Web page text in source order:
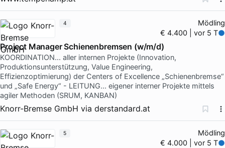
Mödling
€ 4.400 | vor 5 T
Project Manager Schienenbremsen (w/m/d)
KOORDINATION... aller internen Projekte (Innovation,
Produktionsunterstützung, Value Engineering,
Effizienzoptimierung) der Centers of Excellence „Schienenbremse“
und „Safe Energy“ - LEITUNG... eigener interner Projekte mittels
agiler Methoden (SRUM, KANBAN)
Knorr-Bremse GmbH via derstandard.at
4
Mödling
€ 4.000 | vor 5 T
5